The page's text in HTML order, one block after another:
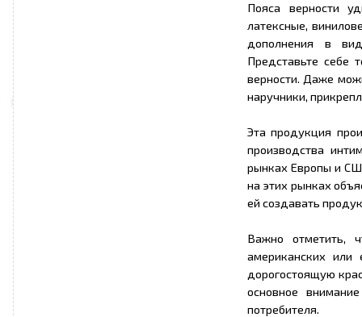
Пояса верности
латексные,
дополнения в
Представьте себе
верности. Даже
наручники,
Эта продукция
производства
рынках Европы и
на этих рынках
ей создавать
Важно отметить,
американских или
дорогостоящую
основное
потребителя.